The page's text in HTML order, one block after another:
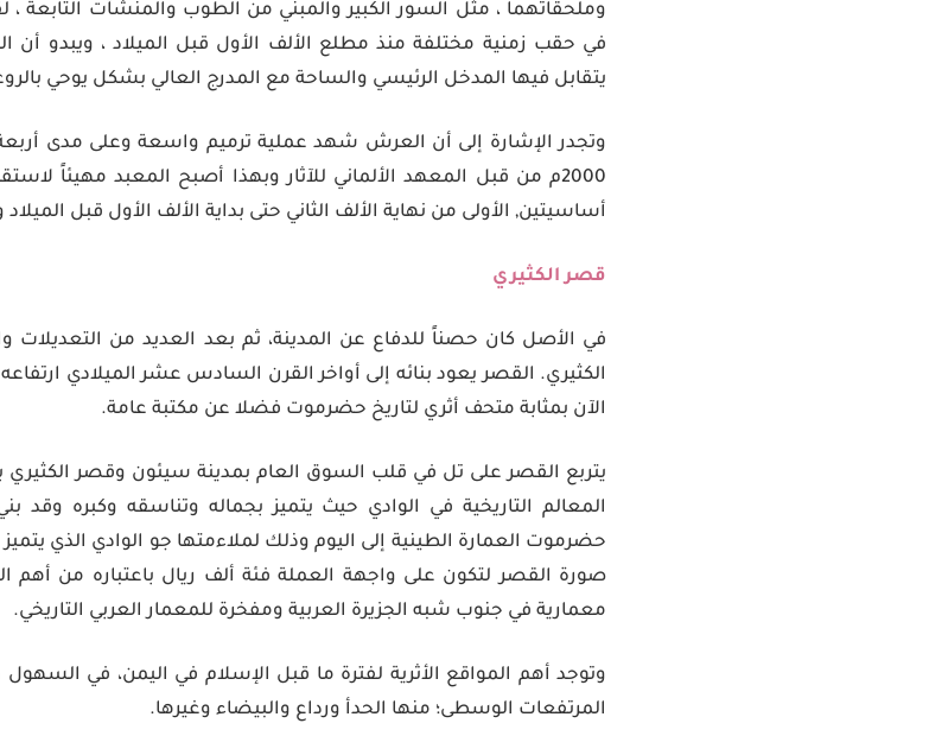
وملحقاتهما ، مثل السور الكبير والمبني من الطوب والمنشآت التابعة ،
في حقب زمنية مختلفة منذ مطلع الألف الأول قبل الميلاد ، ويبدو
يتقابل فيها المدخل الرئيسي والساحة مع المدرج العالي بشكل يوحي
2000م من قبل المعهد الألماني للآثار وبهذا أصبح المعبد مهيئاً
أساسيتين, الأولى من نهاية الألف الثاني حتى بداية الألف الأول قبل الميلاد
قصر الكثيري
في الأصل كان حصناً للدفاع عن المدينة، ثم بعد العديد من التعديلات
الآن بمثابة متحف أثري لتاريخ حضرموت فضلا عن مكتبة عامة.
يتربع القصر على تل في قلب السوق العام بمدينة سيئون وقصر الكثيري
المعالم التاريخية في الوادي حيث يتميز بجماله وتناسقه وكبره
حضرموت العمارة الطينية إلى اليوم وذلك لملاءمتها جو الوادي الذي يتميز
صورة القصر لتكون على واجهة العملة فئة ألف ريال باعتباره من أهم
معمارية في جنوب شبه الجزيرة العربية ومفخرة للمعمار العربي التاريخي.
وتوجد أهم المواقع الأثرية لفترة ما قبل الإسلام في اليمن، في
المرتفعات الوسطى؛ منها الحدأ ورداع والبيضاء وغيرها.